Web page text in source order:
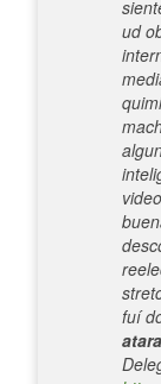
ud
fuí